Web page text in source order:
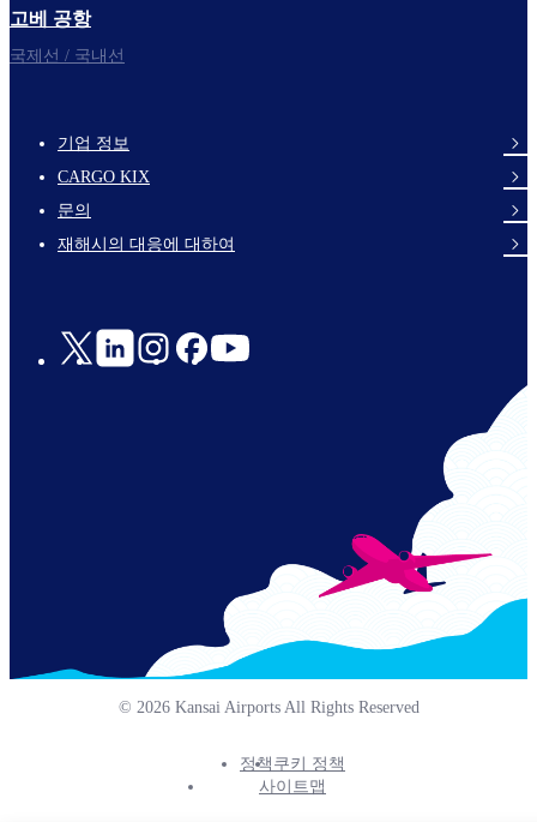
고베 공항
국제선 / 국내선
footer-
links-
en-
기업 정보
CARGO KIX
문의
재해시의 대응에 대하여
Social
© 2026 Kansai Airports All Rights Reserved
Footer
정책 쿠키 정책
사이트맵